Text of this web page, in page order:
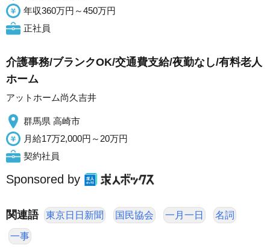
年収360万円～450万円
正社員
介護事務/ブランクOK/交通費支給/夜勤なし/有料老人
ホーム
アットホーム尚久吉井
群馬県 高崎市
月給17万2,000円～20万円
契約社員
Sponsored by
関連語 東京日日新聞 国民協会 一月一日 名詞
一事